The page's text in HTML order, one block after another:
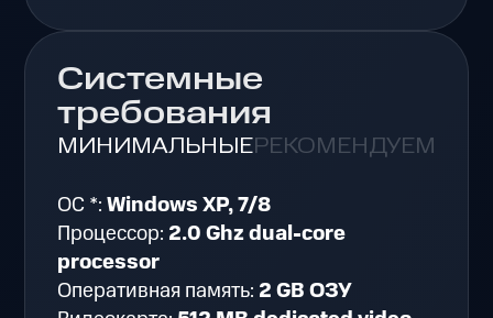
Системные
требования
МИНИМАЛЬНЫЕРЕКОМЕНДУЕМЫЕ
ОС *:Windows XP, 7/8
Процессор: 2.0 Ghz dual-core
processor
Оперативная память: 2 GB ОЗУ